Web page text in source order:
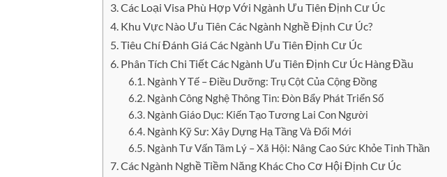
Các Loại Visa Phù Hợp Với Ngành Ưu Tiên Định Cư Úc
Khu Vực Nào Ưu Tiên Các Ngành Nghề Định Cư Úc?
Tiêu Chí Đánh Giá Các Ngành Ưu Tiên Định Cư Úc
Phân Tích Chi Tiết Các Ngành Ưu Tiên Định Cư Úc Hàng Đầu
Ngành Y Tế – Điều Dưỡng: Trụ Cột Của Cộng Đồng
Ngành Công Nghệ Thông Tin: Đòn Bẩy Phát Triển Số
Ngành Giáo Dục: Kiến Tạo Tương Lai Con Người
Ngành Kỹ Sư: Xây Dựng Hạ Tầng Và Đổi Mới
Ngành Tư Vấn Tâm Lý – Xã Hội: Nâng Cao Sức Khỏe Tinh Thần
Các Ngành Nghề Tiềm Năng Khác Cho Cơ Hội Định Cư Úc